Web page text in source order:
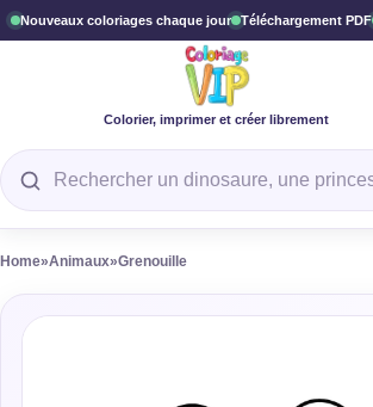
Nouveaux coloriages chaque jour Téléchargement PDF
Colorier, imprimer et créer librement
Rechercher un coloriage
Home»Animaux»Grenouille